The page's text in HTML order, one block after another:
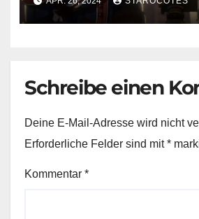
Schreibe einen
Deine E-Mail-Adresse wird nicht
Erforderliche Felder sind mit*
Kommentar *